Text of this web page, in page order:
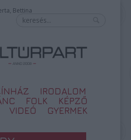
Bettina
IRODALOM
FOLK
KÉPZŐ
VIDEÓ GYERMEK